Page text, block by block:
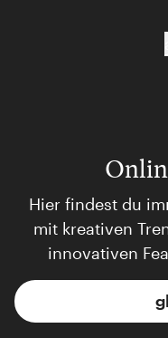
Hier findest du
mit kreativen
innovativen